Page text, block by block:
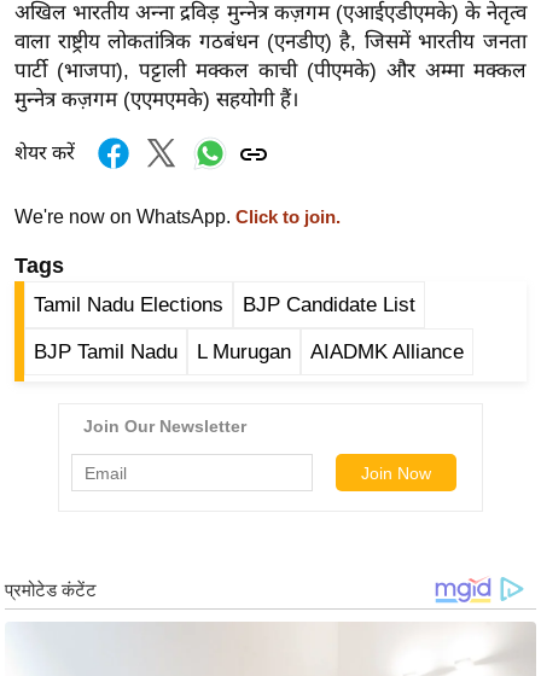
ऑ
टो
व
र्ल्ड
न्यू
ब्री
नो
रं
ली
वु
अखिल भारतीय अन्ना द्रविड़ मुन्नेत्र कज़गम (एआईएडीएमके) के नेतृत्व
वाला राष्ट्रीय लोकतांत्रिक गठबंधन (एनडीए) है, जिसमें भारतीय जनता
पार्टी (भाजपा), पट्टाली मक्कल काची (पीएमके) और अम्मा मक्कल
मुन्नेत्र कज़गम (एएमएमके) सहयोगी हैं।
शेयर करें
We're now on WhatsApp. Click to join.
Tags
Tamil Nadu Elections BJP Candidate List
BJP Tamil Nadu L Murugan AIADMK Alliance